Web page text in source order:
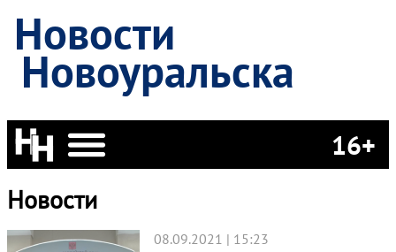
Новости
Новоуральска
16+
Новости
08.09.2021 | 15:23